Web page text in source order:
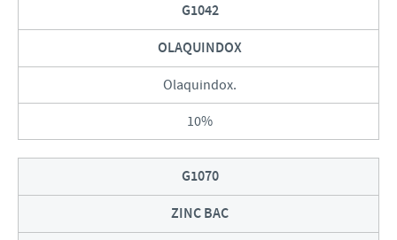
G1042
OLAQUINDOX
Olaquindox.
10%
G1070
ZINC BAC